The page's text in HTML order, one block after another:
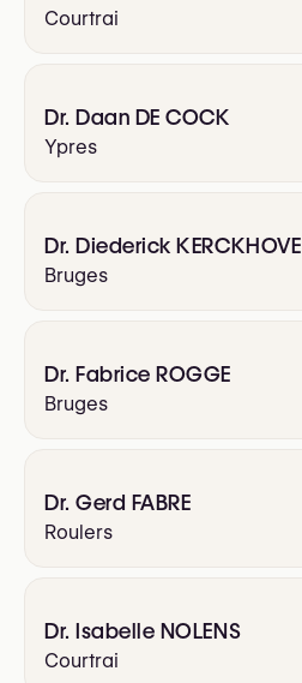
Courtrai
Dr. Daan DE COCK
Ypres
Dr. Diederick KERCKHOVE
Bruges
Dr. Fabrice ROGGE
Bruges
Dr. Gerd FABRE
Roulers
Dr. Isabelle NOLENS
Courtrai